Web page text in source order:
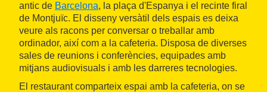
antic de Barcelona, la plaça d'Espanya i el recinte firal
de Montjuïc. El disseny versàtil dels espais es deixa
veure als racons per conversar o treballar amb
ordinador, així com a la cafeteria. Disposa de diverses
sales de reunions i conferències, equipades amb
mitjans audiovisuals i amb les darreres tecnologies.
El restaurant comparteix espai amb la cafeteria, on se